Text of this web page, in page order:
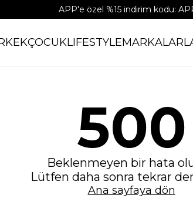
APP'e özel %15 indirim kodu:
ÇOCUKLIFESTYLEMARKALAR
500
Beklenmeyen bir hata
Lütfen daha sonra tekrar
Ana sayfaya dön